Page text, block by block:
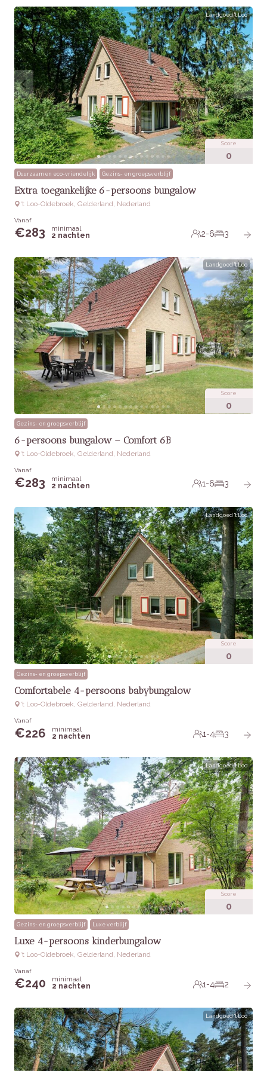
Landgoed 't Loo
Score
0
Duurzaam en eco-vriendelijk Gezins- en groepsverblijf
Extra toegankelijke 6-persoons bungalow
‘t Loo-Oldebroek, Gelderland, Nederland
Vanaf
€283
minimaal
2 nachten
2-6 3
Landgoed 't Loo
Score
0
Gezins- en groepsverblijf
6-persoons bungalow – Comfort 6B
‘t Loo-Oldebroek, Gelderland, Nederland
Vanaf
€283
minimaal
2 nachten
1-6 3
Landgoed 't Loo
Score
0
Gezins- en groepsverblijf
Comfortabele 4-persoons babybungalow
‘t Loo-Oldebroek, Gelderland, Nederland
Vanaf
€226
minimaal
2 nachten
1-4 3
Landgoed 't Loo
Score
0
Gezins- en groepsverblijf Luxe verblijf
Luxe 4-persoons kinderbungalow
‘t Loo-Oldebroek, Gelderland, Nederland
Vanaf
€240
minimaal
2 nachten
1-4 2
Landgoed 't Loo